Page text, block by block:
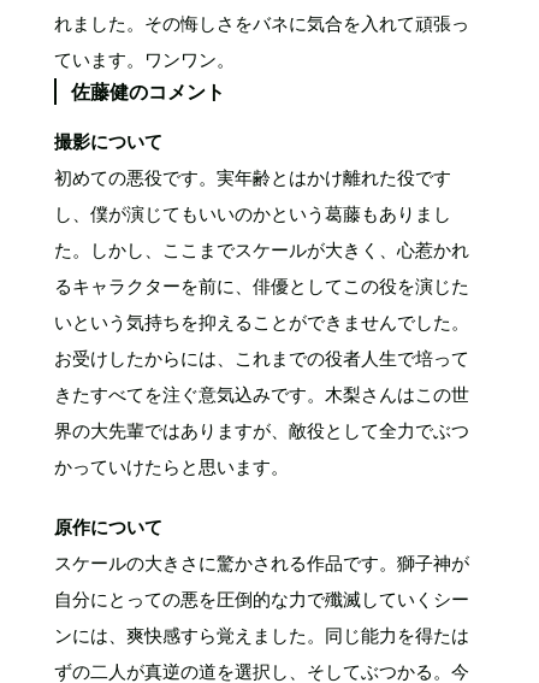
れました。その悔しさをバネに気合を入れて頑張っ
ています。ワンワン。
佐藤健のコメント
撮影について
初めての悪役です。実年齢とはかけ離れた役です
し、僕が演じてもいいのかという葛藤もありまし
た。しかし、ここまでスケールが大きく、心惹かれ
るキャラクターを前に、俳優としてこの役を演じた
いという気持ちを抑えることができませんでした。
お受けしたからには、これまでの役者人生で培って
きたすべてを注ぐ意気込みです。木梨さんはこの世
界の大先輩ではありますが、敵役として全力でぶつ
かっていけたらと思います。
原作について
スケールの大きさに驚かされる作品です。獅子神が
自分にとっての悪を圧倒的な力で殲滅していくシー
ンには、爽快感すら覚えました。同じ能力を得たは
ずの二人が真逆の道を選択し、そしてぶつかる。今